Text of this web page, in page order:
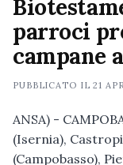
parroci
campane
PUBBLICATO IL21
ANSA) -
(Isernia),
(Campobasso),